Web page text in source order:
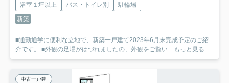
浴室１坪以上
バス・トイレ別
駐輪場
新築
■通勤通学に便利な立地で、新築一戸建て2023年6月末完成予定のご紹
介です。 ■外観の足場がはづれましたの、外観をご覧い... もっと見る
中古一戸建